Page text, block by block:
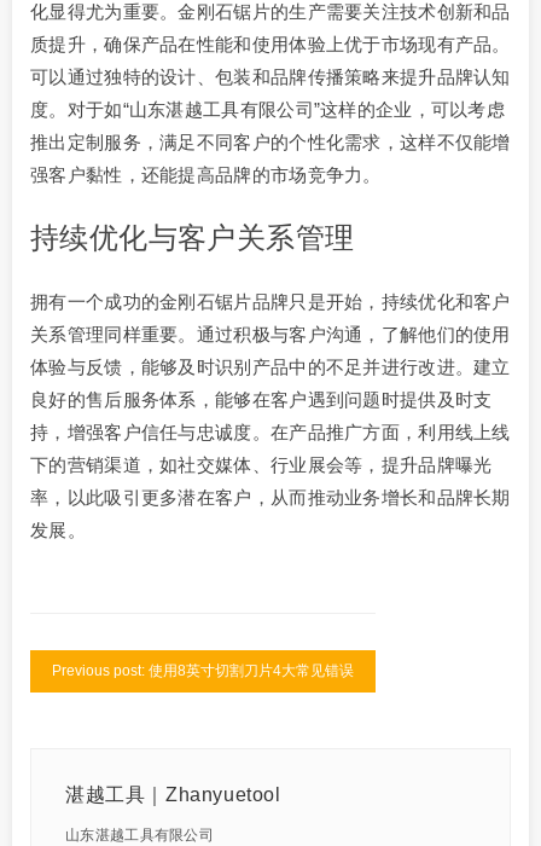
化显得尤为重要。金刚石锯片的生产需要关注技术创新和品
质提升，确保产品在性能和使用体验上优于市场现有产品。
可以通过独特的设计、包装和品牌传播策略来提升品牌认知
度。对于如“山东湛越工具有限公司”这样的企业，可以考虑
推出定制服务，满足不同客户的个性化需求，这样不仅能增
强客户黏性，还能提高品牌的市场竞争力。
持续优化与客户关系管理
拥有一个成功的金刚石锯片品牌只是开始，持续优化和客户
关系管理同样重要。通过积极与客户沟通，了解他们的使用
体验与反馈，能够及时识别产品中的不足并进行改进。建立
良好的售后服务体系，能够在客户遇到问题时提供及时支
持，增强客户信任与忠诚度。在产品推广方面，利用线上线
下的营销渠道，如社交媒体、行业展会等，提升品牌曝光
率，以此吸引更多潜在客户，从而推动业务增长和品牌长期
发展。
Previous post: 使用8英寸切割刀片4大常见错误
湛越工具｜Zhanyuetool
山东湛越工具有限公司